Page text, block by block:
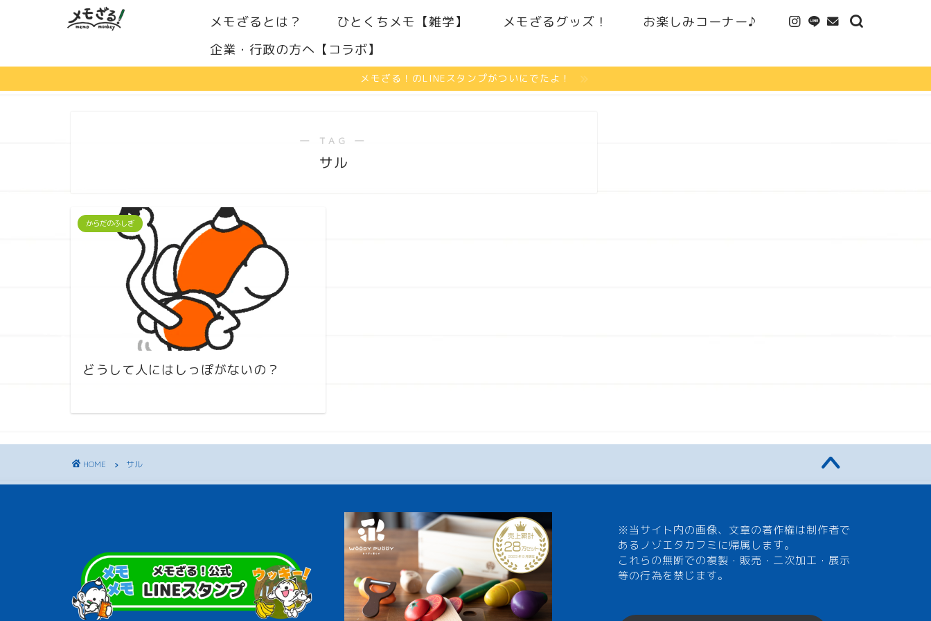
メモざるとは？ ひとくちメモ【雑学】 メモざるグッズ！
お楽しみコーナー♪
企業・行政の方へ【コラボ】
メモざる！のLINEスタンプがついにでたよ！
― TAG ―
サル
からだのふしぎ
どうして人にはしっぽがないの？
HOME サル
※当サイト内の画像、文章の著作権は制作者で
あるノゾエタカフミに帰属します。
これらの無断での複製・販売・二次加工・展示
等の行為を禁じます。